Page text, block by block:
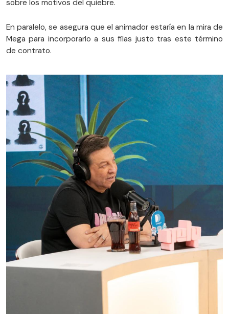
sobre los motivos del quiebre.
En paralelo, se asegura que el animador estaría en la mira de
Mega para incorporarlo a sus filas justo tras este término
de contrato.